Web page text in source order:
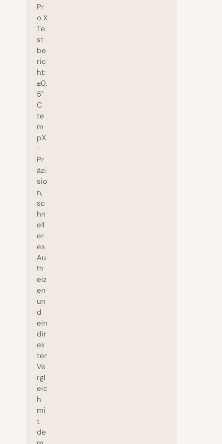
Pr
o X
Te
st
be
ric
ht:
±0,
5°
C
te
m
pX
-
Pr
äzi
sio
n,
sc
hn
ell
er
es
Au
fh
eiz
en
un
d
ein
dir
ek
ter
Ve
rgl
eic
h
mi
t
de